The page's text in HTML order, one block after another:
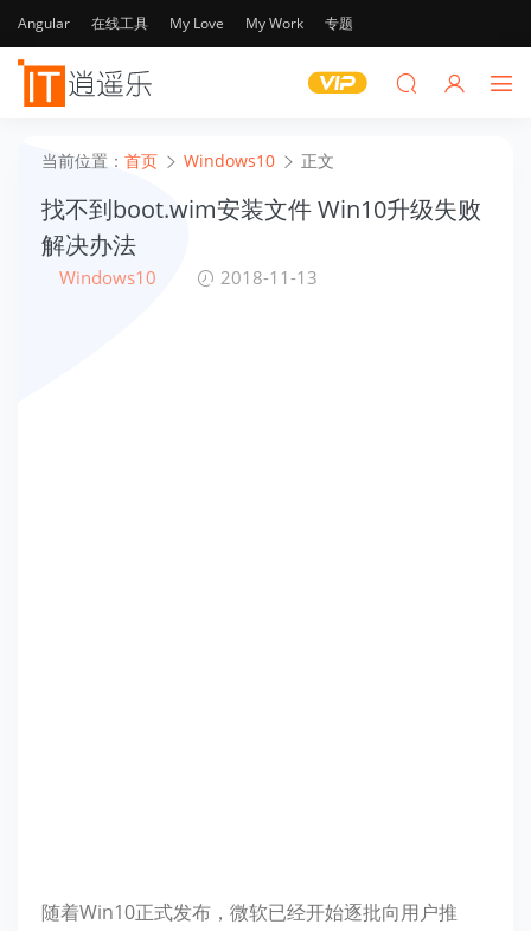
Angular 在线工具 My Love My Work 专题
当前位置： 首页 Windows10 正文
找不到boot.wim安装文件 Win10升级失败
解决办法
Windows10 2018-11-13
随着Win10正式发布，微软已经开始逐批向用户推